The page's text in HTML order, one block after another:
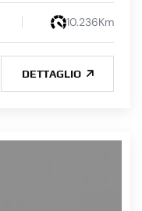
10.236Km
DETTAGLIO